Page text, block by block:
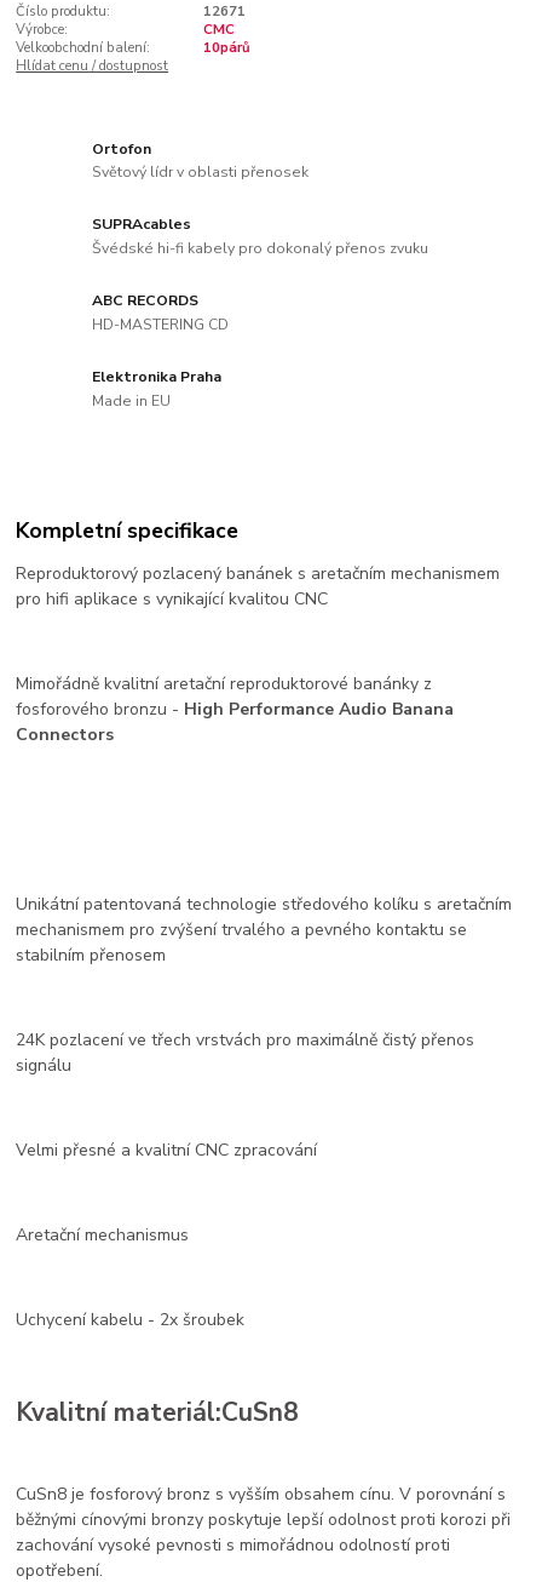
Číslo produktu:
12671
Výrobce:
CMC
Velkoobchodní balení:
10párů
Hlídat cenu / dostupnost
Ortofon
Světový lídr v oblasti přenosek
SUPRAcables
Švédské hi-fi kabely pro dokonalý přenos zvuku
ABC RECORDS
HD-MASTERING CD
Elektronika Praha
Made in EU
Kompletní specifikace
Reproduktorový pozlacený banánek s aretačním mechanismem
pro hifi aplikace s vynikající kvalitou CNC
Mimořádně kvalitní aretační reproduktorové banánky z
fosforového bronzu - High Performance Audio Banana
Connectors
Unikátní patentovaná technologie středového kolíku s aretačním
mechanismem pro zvýšení trvalého a pevného kontaktu se
stabilním přenosem
24K pozlacení ve třech vrstvách pro maximálně čistý přenos
signálu
Velmi přesné a kvalitní CNC zpracování
Aretační mechanismus
Uchycení kabelu - 2x šroubek
Kvalitní materiál:CuSn8
CuSn8 je fosforový bronz s vyšším obsahem cínu. V porovnání s
běžnými cínovými bronzy poskytuje lepší odolnost proti korozi při
zachování vysoké pevnosti s mimořádnou odolností proti
opotřebení.